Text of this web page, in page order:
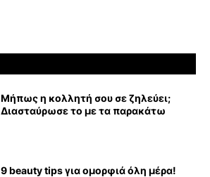
Μήπως η κολλητή σου σε ζηλεύει;
Διασταύρωσε το με τα παρακάτω
9 beauty tips για ομορφιά όλη μέρα!